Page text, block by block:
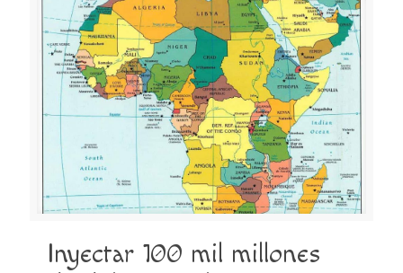
Inyectar 100 mil millones